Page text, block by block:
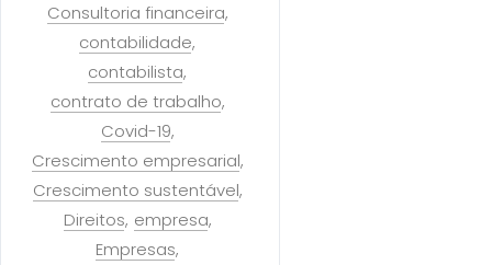
Consultoria financeira
contabilidade
contabilista
contrato de trabalho
Covid-19
Crescimento empresarial
Crescimento sustentável
Direitos empresa
Empresas